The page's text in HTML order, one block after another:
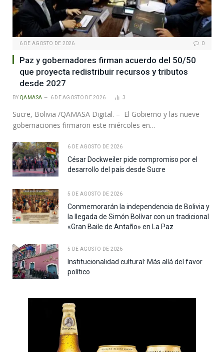
6 DE AGOSTO DE 2026 0
Paz y gobernadores firman acuerdo del 50/50
que proyecta redistribuir recursos y tributos
desde 2027
BY QAMASA 6 DE AGOSTO DE 2026 3
Sucre, Bolivia /QAMASA Digital. – El Gobierno y las nueve
gobernaciones firmaron este miércoles en…
6 DE AGOSTO DE 2026
César Dockweiler pide compromiso por el
desarrollo del país desde Sucre
5 DE AGOSTO DE 2026
Conmemorarán la independencia de Bolivia y
la llegada de Simón Bolívar con un tradicional
«Gran Baile de Antaño» en La Paz
5 DE AGOSTO DE 2026
Institucionalidad cultural: Más allá del favor
político